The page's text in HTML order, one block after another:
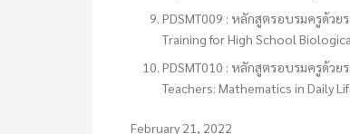
PDSMT009 : หลักสูตรอบรมครูด้ว
Training for High School
PDSMT010 : หลักสูตรอบรมครูด้ว
Teachers: Mathematics in Daily
February 21, 2022